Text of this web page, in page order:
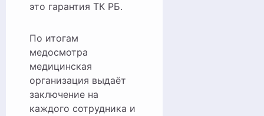
это гарантия ТК РБ.
По итогам
медосмотра
медицинская
организация выдаёт
заключение на
каждого сотрудника и